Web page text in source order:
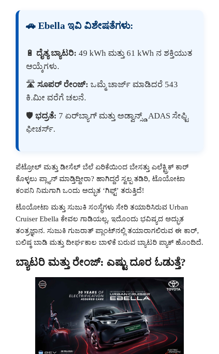
🚗 Ebella ಇವಿ ವಿಶೇಷತೆಗಳು:
🔋 ದೈತ್ಯ ಬ್ಯಾಟರಿ: 49 kWh ಮತ್ತು 61 kWh ನ ಶಕ್ತಿಯುತ
ಆಯ್ಕೆಗಳು.
🛣️ ಸೂಪರ್ ರೇಂಜ್: ಒಮ್ಮೆ ಚಾರ್ಜ್ ಮಾಡಿದರೆ 543
ಕಿ.ಮೀ ವರೆಗೆ ಚಲನೆ.
🛡️ ಭದ್ರತೆ: 7 ಏರ್‌ಬ್ಯಾಗ್ ಮತ್ತು ಅಡ್ವಾನ್ಸ್ಡ್ ADAS ಸೇಫ್ಟಿ
ಫೀಚರ್ಸ್.
ಪೆಟ್ರೋಲ್ ಮತ್ತು ಡೀಸೆಲ್ ಬೆಲೆ ಏರಿಕೆಯಿಂದ ಬೇಸತ್ತು ಎಲೆಕ್ಟ್ರಿಕ್ ಕಾರ್
ಕೊಳ್ಳಲು ಪ್ಲ್ಯಾನ್ ಮಾಡ್ತಿದ್ದೀರಾ? ಹಾಗಿದ್ದರೆ ಸ್ವಲ್ಪ ತಡಿರಿ, ಟೊಯೋಟಾ
ಕಂಪನಿ ನಿಮಗಾಗಿ ಒಂದು ಅದ್ಭುತ ‘ಗಿಫ್ಟ್’ ತರುತ್ತಿದೆ!
ಟೊಯೋಟಾ ಮತ್ತು ಸುಜುಕಿ ಸಂಸ್ಥೆಗಳು ಸೇರಿ ತಯಾರಿಸಿರುವ Urban
Cruiser Ebella ಕೇವಲ ಗಾಡಿಯಲ್ಲ, ಇದೊಂದು ಭವಿಷ್ಯದ ಅದ್ಭುತ
ತಂತ್ರಜ್ಞಾನ. ಸುಜುಕಿ ಗುಜರಾತ್ ಪ್ಲಾಂಟ್‌ನಲ್ಲಿ ತಯಾರಾಗಲಿರುವ ಈ ಕಾರ್,
ಬಲಿಷ್ಠ ಬಾಡಿ ಮತ್ತು ದೀರ್ಘಕಾಲ ಬಾಳಿಕೆ ಬರುವ ಬ್ಯಾಟರಿ ಪ್ಯಾಕ್ ಹೊಂದಿದೆ.
ಬ್ಯಾಟರಿ ಮತ್ತು ರೇಂಜ್: ಎಷ್ಟು ದೂರ ಓಡುತ್ತೆ?